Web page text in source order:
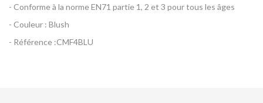
- Conforme à la norme EN71 partie 1, 2 et 3 pour tous les âges
- Couleur : Blush
- Référence :CMF4BLU